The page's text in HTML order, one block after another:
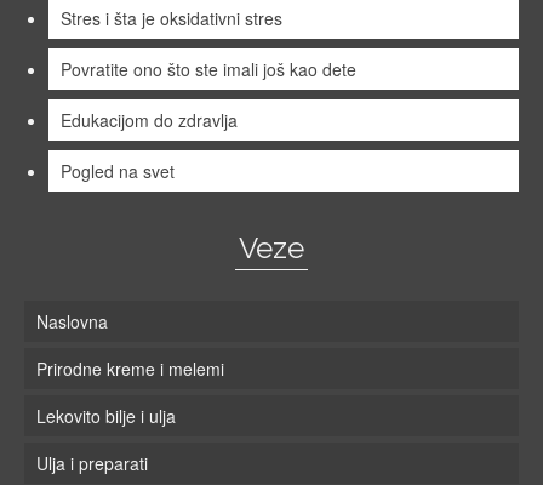
Stres i šta je oksidativni stres
Povratite ono što ste imali još kao dete
Edukacijom do zdravlja
Pogled na svet
Veze
Naslovna
Prirodne kreme i melemi
Lekovito bilje i ulja
Ulja i preparati